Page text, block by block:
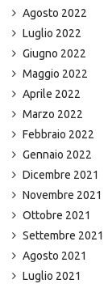
Agosto 2022
Luglio 2022
Giugno 2022
Maggio 2022
Aprile 2022
Marzo 2022
Febbraio 2022
Gennaio 2022
Dicembre 2021
Novembre 2021
Ottobre 2021
Settembre 2021
Agosto 2021
Luglio 2021